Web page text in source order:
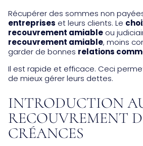
Récupérer des sommes non
entreprises et leurs clients. Le
recouvrement amiable ou
recouvrement amiable, moins
garder de bonnes relations
Il est rapide et efficace. Ceci
de mieux gérer leurs dettes.
INTRODUCTION
RECOUVREMENT
CRÉANCES